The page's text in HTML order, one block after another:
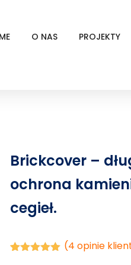
O NAS PROJEKTY
Brickcover –
ochrona
cegieł.
(4 opinie